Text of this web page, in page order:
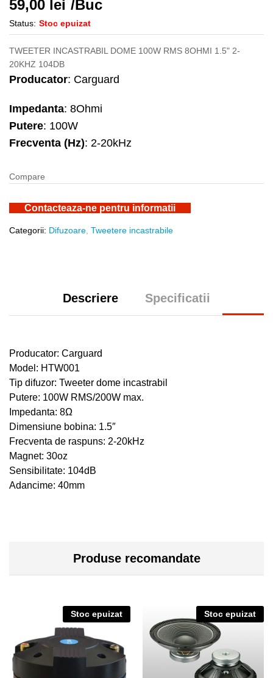
59,00 lei /Buc
Status: Stoc epuizat
TWEETER INCASTRABIL DOME 100W RMS 8OHMI 1.5" 2-
20KHZ 104DB
Producator: Carguard
Impedanta: 8Ohmi
Putere: 100W
Frecventa (Hz): 2-20kHz
Compare
Contacteaza-ne pentru informatii
Categorii: Difuzoare Tweetere incastrabile
Descriere Specificatii
Producator: Carguard
Model: HTW001
Tip difuzor: Tweeter dome incastrabil
Putere: 100W RMS/200W max.
Impedanta: 8Ω
Dimensiune bobina: 1.5″
Frecventa de raspuns: 2-20kHz
Magnet: 30oz
Sensibilitate: 104dB
Adancime: 40mm
Produse recomandate
Stoc epuizat Stoc epuizat